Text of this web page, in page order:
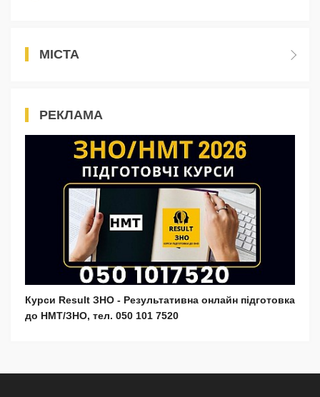
МІСТА
РЕКЛАМА
Курси Result ЗНО - Результативна онлайн підготовка
до НМТ/ЗНО, тел. 050 101 7520